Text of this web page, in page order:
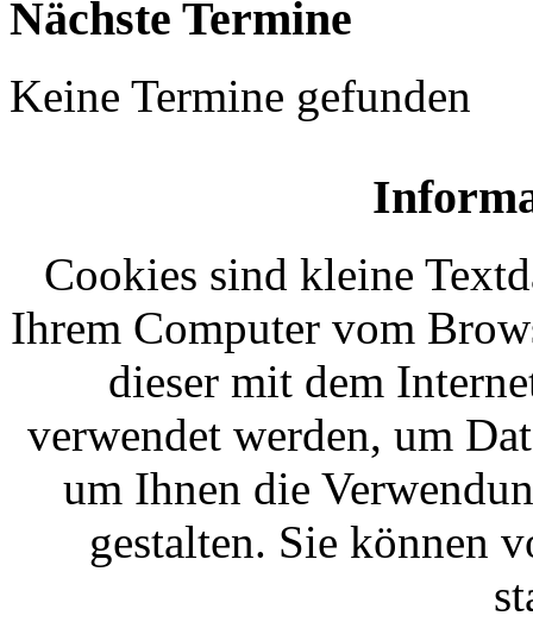
Nächste Termine
Keine Termine gefunden
Cookies sind kleine
Ihrem Computer vom
dieser mit dem
verwendet werden, um
um Ihnen die
gestalten. Sie können